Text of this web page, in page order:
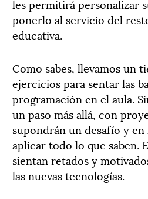
les permitirá personalizar
ponerlo al servicio del
educativa.
Como sabes, llevamos un
ejercicios para sentar las
programación en el aula.
un paso más allá, con
supondrán un desafío y en
aplicar todo lo que saben.
sientan retados y
las nuevas tecnologías.